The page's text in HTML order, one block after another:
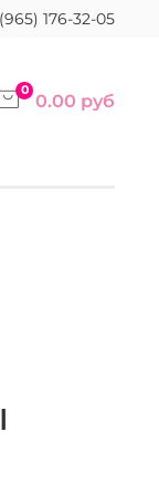
176-32-05
0 0.00 руб